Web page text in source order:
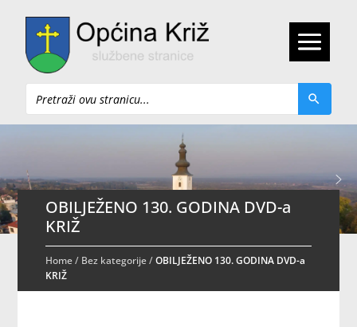
Pretraži
OBILJEŽENO 130. GODINA DVD-a
KRIŽ
Home/ Bez kategorije/OBILJEŽENO 130. GODINA DVD-a
KRIŽ